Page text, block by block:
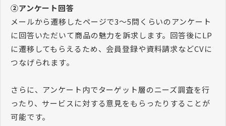
②アンケート回答
メールから遷移したページで3～5問くらいのアンケート
に回答いただいて商品の魅力を訴求します。回答後にLP
に遷移してもらえるため、会員登録や資料請求などCVに
つなげられます。
さらに、アンケート内でターゲット層のニーズ調査を行
ったり、サービスに対する意見をもらったりすることが
可能です。